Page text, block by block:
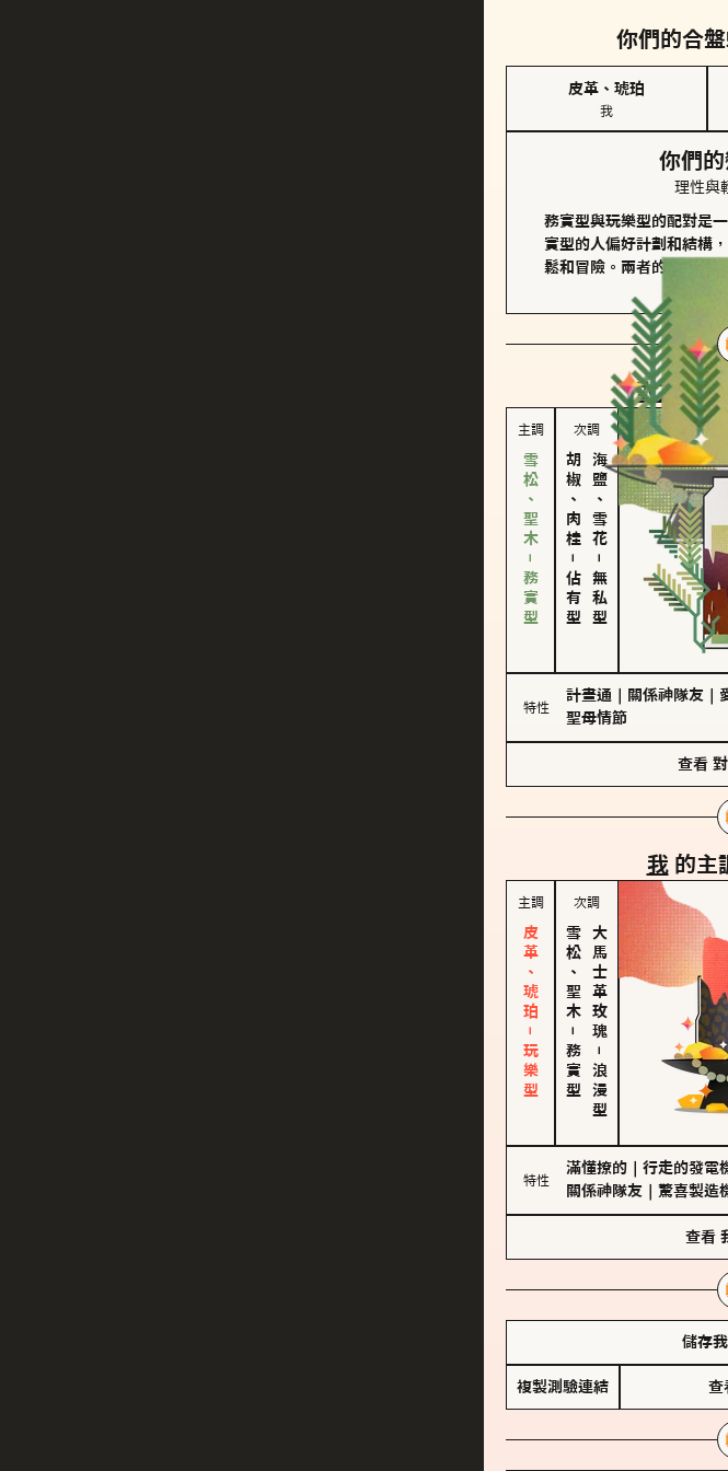
你們的合
皮革、琥珀
我
你們
理性與
務實型與玩樂型的配對是
實型的人偏好計劃和結構
鬆和冒險。兩者的關係能
對方的
主調
雪松、聖木－務實型
次調
胡椒、肉桂
－
佔有型
海鹽、雪花
－
無私型
特性
計畫通 關係神隊友
聖母情節
查看
我 的主
主調
皮革、琥珀－玩樂型
次調
雪松、聖木
－
務實型
大馬士革玫瑰
－
浪漫型
特性
滿懂撩的 行走的發電
關係神隊友
驚喜製造
查看
儲存
複製測驗連結 查